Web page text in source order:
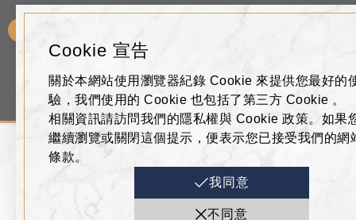
Cookie 宣告
關於本網站使用瀏覽器紀錄 Cookie 來提供您最好的
驗，我們使用的 Cookie 也包括了第三方 Cookie 。
相關資訊請訪問我們的隱私權與 Cookie 政策。如果
繼續瀏覽或關閉這個提示，便表示您已接受我們的網
條款。
我同意
不同意
您需要什麼幫助呢?
退稅服務
Tax Refund
禮券專區
Gift Voucher
加入會員
Membership
ADDRESS
07-555-9688